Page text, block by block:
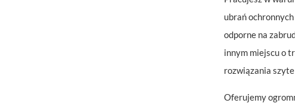
ubrań
odporne na
innym miejscu o
rozwiązania
Oferujemy